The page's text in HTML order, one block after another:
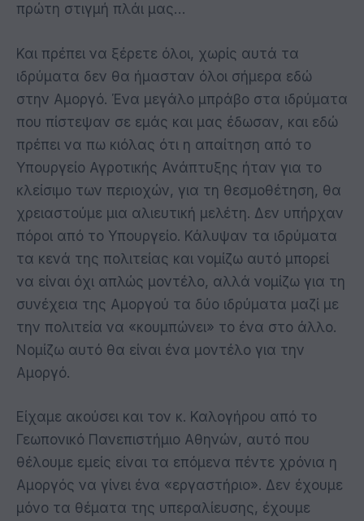
πρώτη στιγμή πλάι μας…
Και πρέπει να ξέρετε όλοι, χωρίς αυτά τα
ιδρύματα δεν θα ήμασταν όλοι σήμερα εδώ
στην Αμοργό. Ένα μεγάλο μπράβο στα ιδρύματα
που πίστεψαν σε εμάς και μας έδωσαν, και εδώ
πρέπει να πω κιόλας ότι η απαίτηση από το
Υπουργείο Αγροτικής Ανάπτυξης ήταν για το
κλείσιμο των περιοχών, για τη θεσμοθέτηση, θα
χρειαστούμε μια αλιευτική μελέτη. Δεν υπήρχαν
πόροι από το Υπουργείο. Κάλυψαν τα ιδρύματα
τα κενά της πολιτείας και νομίζω αυτό μπορεί
να είναι όχι απλώς μοντέλο, αλλά νομίζω για τη
συνέχεια της Αμοργού τα δύο ιδρύματα μαζί με
την πολιτεία να «κουμπώνει» το ένα στο άλλο.
Νομίζω αυτό θα είναι ένα μοντέλο για την
Αμοργό.
Είχαμε ακούσει και τον κ. Καλογήρου από το
Γεωπονικό Πανεπιστήμιο Αθηνών, αυτό που
θέλουμε εμείς είναι τα επόμενα πέντε χρόνια η
Αμοργός να γίνει ένα «εργαστήριο». Δεν έχουμε
μόνο τα θέματα της υπεραλίευσης, έχουμε